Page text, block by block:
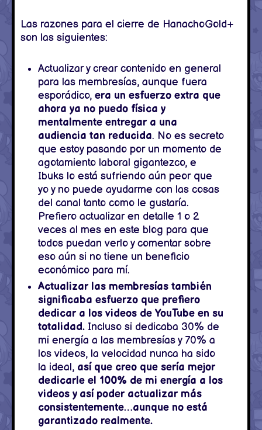
Las razones para el cierre de HanachoGold+
son las siguientes:
Actualizar y crear contenido en general
para las membresías, aunque fuera
esporádico, era un esfuerzo extra que
ahora ya no puedo física y
mentalmente entregar a una
audiencia tan reducida. No es secreto
que estoy pasando por un momento de
agotamiento laboral gigantezco, e
Ibuks lo está sufriendo aún peor que
yo y no puede ayudarme con las cosas
del canal tanto como le gustaría.
Prefiero actualizar en detalle 1 o 2
veces al mes en este blog para que
todos puedan verlo y comentar sobre
eso aún si no tiene un beneficio
económico para mí.
Actualizar las membresías también
significaba esfuerzo que prefiero
dedicar a los videos de YouTube en su
totalidad. Incluso si dedicaba 30% de
mi energía a las membresías y 70% a
los videos, la velocidad nunca ha sido
la ideal, así que creo que sería mejor
dedicarle el 100% de mi energía a los
videos y así poder actualizar más
consistentemente…aunque no está
garantizado realmente.